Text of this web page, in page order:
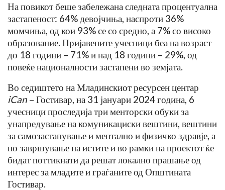
На повикот беше забележана следната процентуална
застапеност: 64% девојчиња, наспроти 36%
момчиња, од кои 93% се со средно, а 7% со високо
образование. Пријавените учесници беа на возраст
до 18 години – 71% и над 18 години – 29%, од
повеќе националности застапени во земјата.
Во седиштето на Младинскиот ресурсен центар
iCan – Гостивар, на 31 јануари 2024 година, 6
учесници проследија три менторски обуки за
унапредување на комуникациски вештини, вештини
за самозастапување и ментално и физичко здравје, а
по завршување на истите и во рамки на проектот ќе
бидат поттикнати да решат локално прашање од
интерес за младите и граѓаните од Општината
Гостивар.